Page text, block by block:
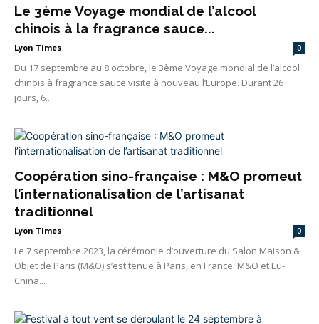
Le 3ème Voyage mondial de l’alcool
chinois à la fragrance sauce...
Lyon Times 0
Du 17 septembre au 8 octobre, le 3ème Voyage mondial de l’alcool
chinois à fragrance sauce visite à nouveau l’Europe. Durant 26
jours, 6...
Coopération sino-française : M&O promeut
l’internationalisation de l’artisanat
traditionnel
Lyon Times 0
Le 7 septembre 2023, la cérémonie d’ouverture du Salon Maison &
Objet de Paris (M&O) s’est tenue à Paris, en France. M&O et Eu-
China...